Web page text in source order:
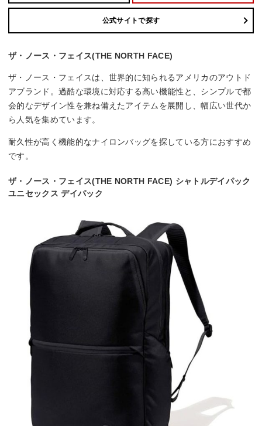
公式サイトで探す
ザ・ノース・フェイス(THE NORTH FACE)
ザ・ノース・フェイスは、世界的に知られるアメリカのアウトド
アブランド。過酷な環境に対応する高い機能性と、シンプルで都
会的なデザイン性を兼ね備えたアイテムを展開し、幅広い世代か
ら人気を集めています。
耐久性が高く機能的なナイロンバッグを探している方におすすめ
です。
ザ・ノース・フェイス(THE NORTH FACE) シャトルデイパック
ユニセックス デイパック